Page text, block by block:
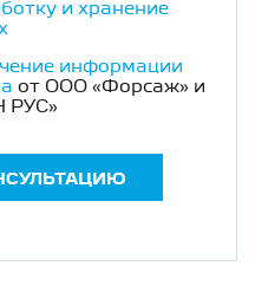
и хранение
информации
от ООО «Форсаж» и
РУС»